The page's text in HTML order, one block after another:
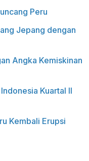
Peru
Jepang dengan
Angka Kemiskinan
Kuartal II
Kembali Erupsi